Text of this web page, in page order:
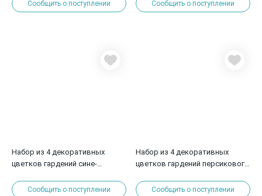
Сообщить о поступлении Сообщить о поступлении
Набор из 4 декоративных
цветков гардений сине-
Сообщить о поступлении
Набор из 4 декоративных
цветков гардений персикового
Сообщить о поступлении